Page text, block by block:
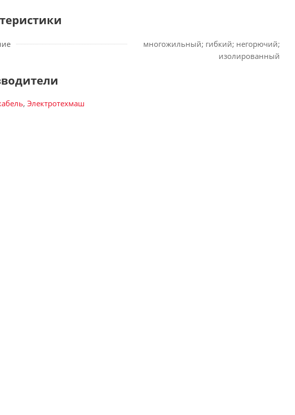
многожильный; гибкий; негорючий;
изолированный
, Электротехмаш